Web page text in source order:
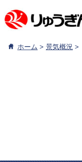
ホーム 景気概況